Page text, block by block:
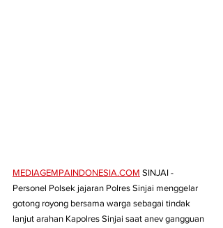
MEDIAGEMPAINDONESIA.COM SINJAI -
Personel Polsek jajaran Polres Sinjai menggelar
gotong royong bersama warga sebagai tindak
lanjut arahan Kapolres Sinjai saat anev gangguan